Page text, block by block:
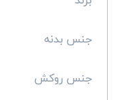
جنس بدنه
جنس روکش